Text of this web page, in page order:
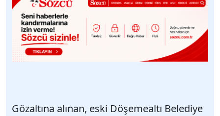
Gözaltına alınan, eski Döşemealtı Belediye